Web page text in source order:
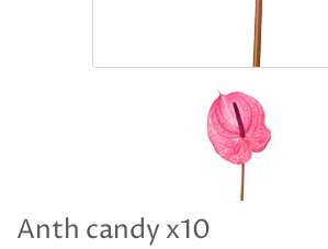
Anth candy x10